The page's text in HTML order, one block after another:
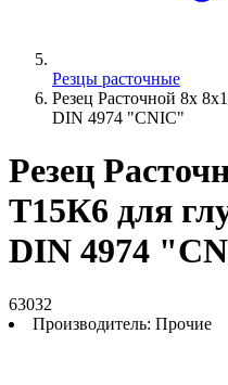
Резцы расточные
Резец Расточной 8х
DIN 4974 "CNIC"
Резец
Т15К6 для
DIN 4974
63032
Производитель: Прочие